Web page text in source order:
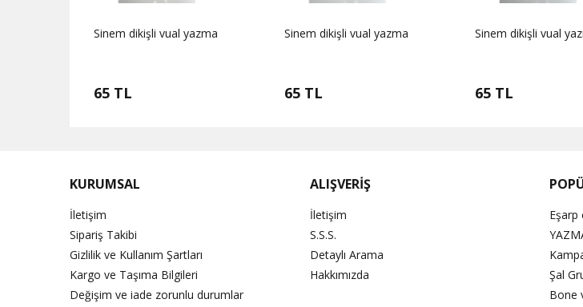
Sinem dikişli vual yazma
65 TL
Sinem dikişli vual yazma
65 TL
Sinem dikişli vual
65 TL
KURUMSAL
İletişim
Sipariş Takibi
Gizlilik ve Kullanım Şartları
Kargo ve Taşıma Bilgileri
Değişim ve iade zorunlu durumlar
ALIŞVERİŞ
İletişim
S.S.S.
Detaylı Arama
Hakkımızda
Eşarp
Şal
Bone